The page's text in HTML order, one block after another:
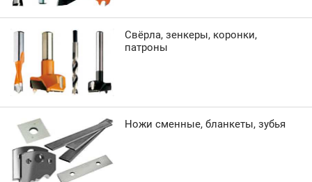
Свёрла, зенкеры, коронки,
патроны
Ножи сменные, бланкеты, зубья